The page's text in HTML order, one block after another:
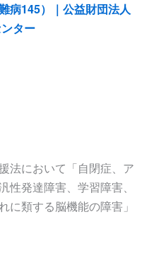
病145）｜公益財団法人
ター
法において「自閉症、ア
性発達障害、学習障害、
に類する脳機能の障害」